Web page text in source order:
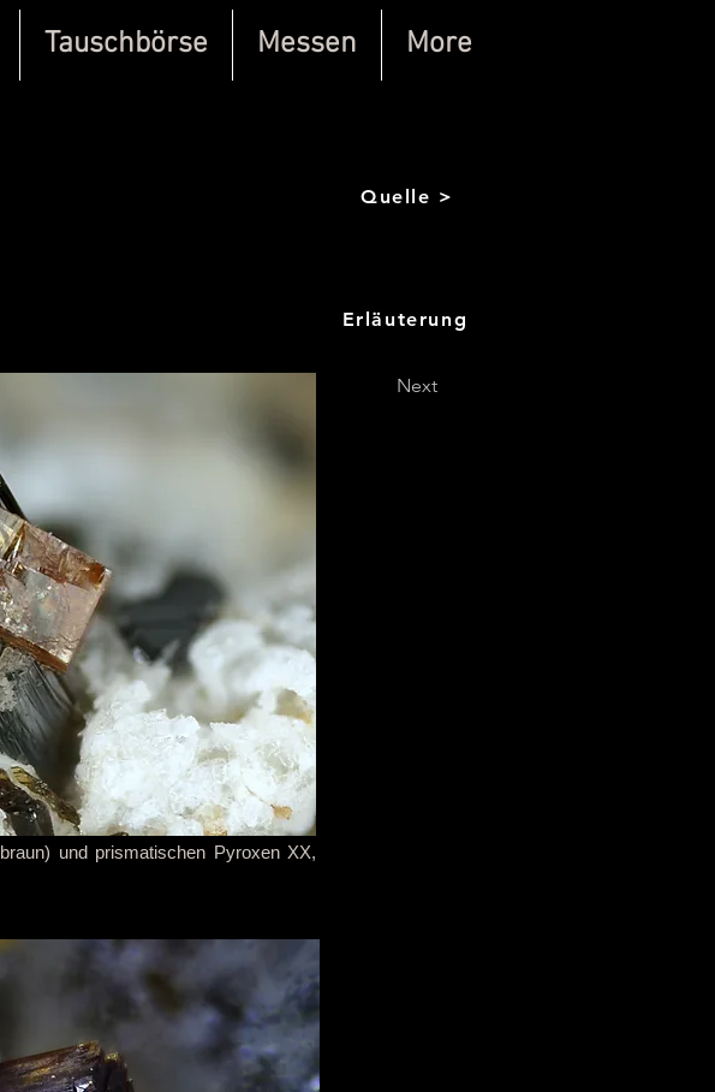
Tauschbörse Messen More
Quelle >
Erläuterung
Next
und prismatischen Pyroxen XX,